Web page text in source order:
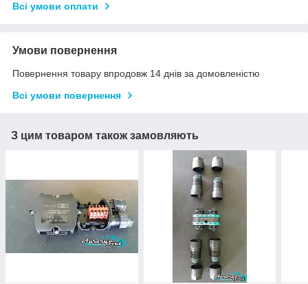
Всі умови оплати
Умови повернення
Повернення товару впродовж 14 днів за домовленістю
Всі умови повернення
З цим товаром також замовляють